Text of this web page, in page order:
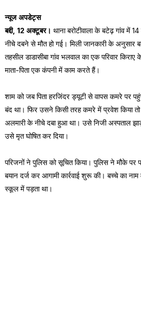
न्यूज अपडेट्स
बद्दी, 12 अक्टूबर। थाना बरोटीवाला के बटेढ़ गांव में
नीचे दबने से मौत हो गई। मिली जानकारी के अनुसार
तहसील डाडासीबा गांव भलवाल का एक परिवार
माता-पिता एक कंपनी में काम करते हैं।
शाम को जब पिता हरजिंदर ड्यूटी से वापस कमरे पर
बंद था। फिर उसने किसी तरह कमरे में प्रवेश किया
अलमारी के नीचे दबा हुआ था। उसे निजी अस्पताल
उसे मृत घोषित कर दिया।
परिजनों ने पुलिस को सूचित किया। पुलिस ने मौके
बयान दर्ज कर आगामी कार्रवाई शुरू की। बच्चे का नाम
स्कूल में पड़ता था।